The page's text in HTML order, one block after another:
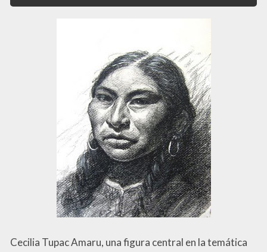
Cecilia Tupac Amaru, una figura central en la temática